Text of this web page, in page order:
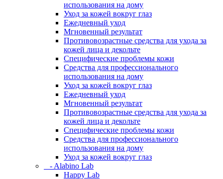
использования на дому
Уход за кожей вокруг глаз
Ежедневный уход
Мгновенный результат
Противовозрастные средства для ухода за
кожей лица и декольте
Специфические проблемы кожи
Средства для профессионального
использования на дому
Уход за кожей вокруг глаз
Ежедневный уход
Мгновенный результат
Противовозрастные средства для ухода за
кожей лица и декольте
Специфические проблемы кожи
Средства для профессионального
использования на дому
Уход за кожей вокруг глаз
- Alabino Lab
Happy Lab